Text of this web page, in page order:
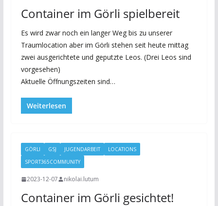
Container im Görli spielbereit
Es wird zwar noch ein langer Weg bis zu unserer
Traumlocation aber im Görli stehen seit heute mittag
zwei ausgerichtete und geputzte Leos. (Drei Leos sind
vorgesehen)
Aktuelle Öffnungszeiten sind…
Weiterlesen
GÖRLI GSJ JUGENDARBEIT
LOCATIONS
SPORT365COMMUNITY
2023-12-07 nikolai.lutum
Container im Görli gesichtet!